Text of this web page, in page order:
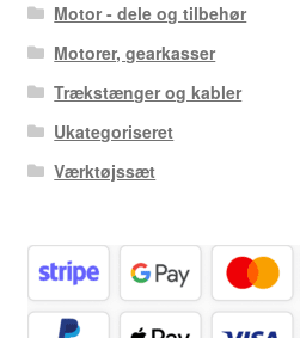
Motor - dele og tilbehør
Motorer, gearkasser
Trækstænger og kabler
Ukategoriseret
Værktøjssæt